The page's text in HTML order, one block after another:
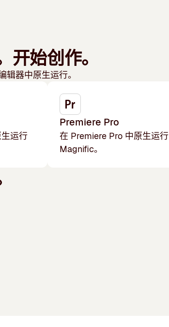
开始创作。
器中原生运行。
运行
Premiere Pro
在 Premiere Pro 中原生运行
Magnific。